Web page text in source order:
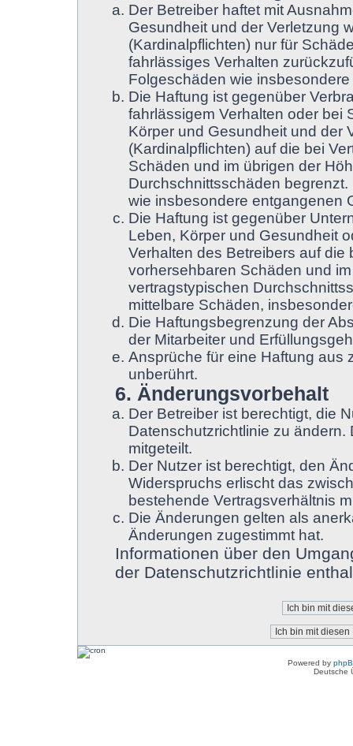
Der Betreiber haftet mit
Gesundheit und der Verletzung
(Kardinalpflichten) nur für
fahrlässiges Verhalten
Folgeschäden wie
Die Haftung ist gegenüber
fahrlässigem Verhalten oder bei
Körper und Gesundheit und der
(Kardinalpflichten) auf die bei
Schäden und im übrigen der
Durchschnittsschäden
wie insbesondere entgangenen
Die Haftung ist gegenüber
Leben, Körper und Gesundheit
Verhalten des Betreibers auf
vorhersehbaren Schäden und
vertragstypischen
mittelbare Schäden,
Die Haftungsbegrenzung der
der Mitarbeiter und
Ansprüche für eine Haftung aus
unberührt.
6. Änderungsvorbehalt
Der Betreiber ist berechtigt, die
Datenschutzrichtlinie zu ändern.
mitgeteilt.
Der Nutzer ist berechtigt, den
Widerspruchs erlischt das
bestehende Vertragsverhältnis
Die Änderungen gelten als
Änderungen zugestimmt hat.
Informationen über den
der Datenschutzrichtlinie
Powered by
Deutsche